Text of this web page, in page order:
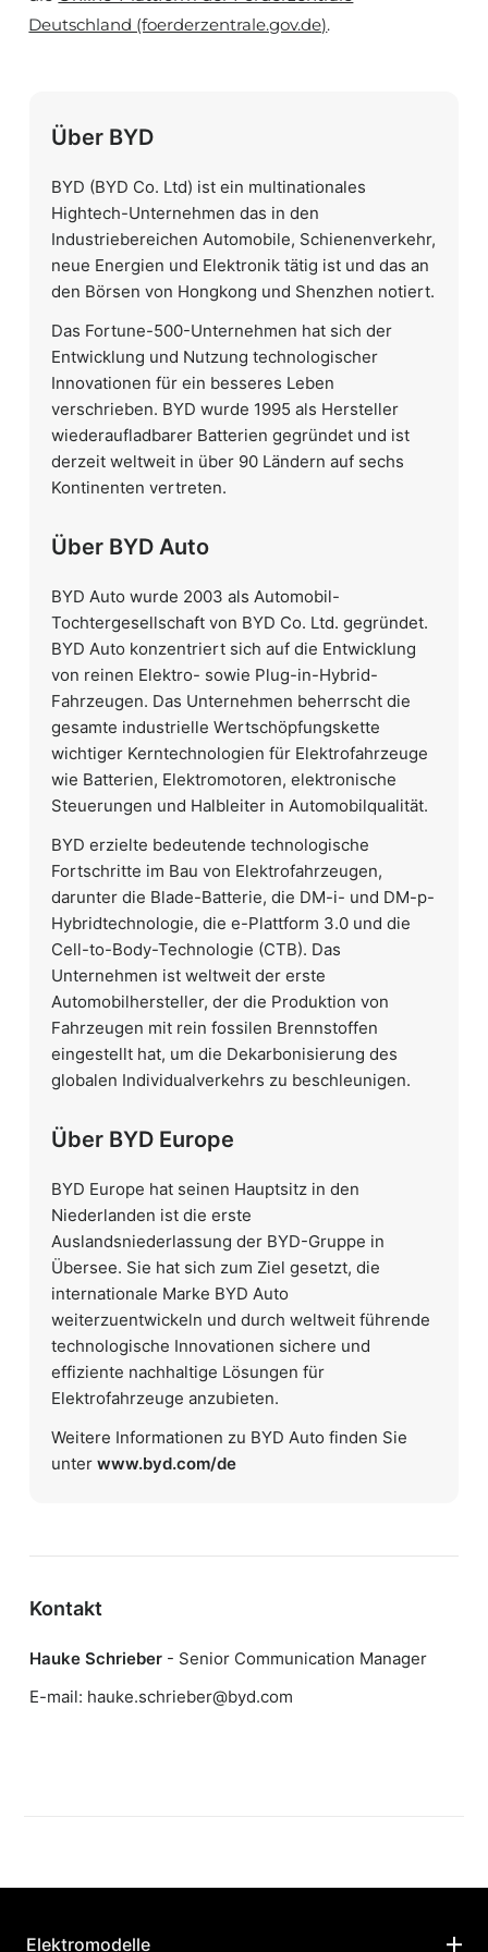
Deutschland (foerderzentrale.gov.de).
Über BYD
BYD (BYD Co. Ltd) ist ein multinationales
Hightech-Unternehmen das in den
Industriebereichen Automobile, Schienenverkehr,
neue Energien und Elektronik tätig ist und das an
den Börsen von Hongkong und Shenzhen notiert.
Das Fortune-500-Unternehmen hat sich der
Entwicklung und Nutzung technologischer
Innovationen für ein besseres Leben
verschrieben. BYD wurde 1995 als Hersteller
wiederaufladbarer Batterien gegründet und ist
derzeit weltweit in über 90 Ländern auf sechs
Kontinenten vertreten.
Über BYD Auto
BYD Auto wurde 2003 als Automobil-
Tochtergesellschaft von BYD Co. Ltd. gegründet.
BYD Auto konzentriert sich auf die Entwicklung
von reinen Elektro- sowie Plug-in-Hybrid-
Fahrzeugen. Das Unternehmen beherrscht die
gesamte industrielle Wertschöpfungskette
wichtiger Kerntechnologien für Elektrofahrzeuge
wie Batterien, Elektromotoren, elektronische
Steuerungen und Halbleiter in Automobilqualität.
BYD erzielte bedeutende technologische
Fortschritte im Bau von Elektrofahrzeugen,
darunter die Blade-Batterie, die DM-i- und DM-p-
Hybridtechnologie, die e-Plattform 3.0 und die
Cell-to-Body-Technologie (CTB). Das
Unternehmen ist weltweit der erste
Automobilhersteller, der die Produktion von
Fahrzeugen mit rein fossilen Brennstoffen
eingestellt hat, um die Dekarbonisierung des
globalen Individualverkehrs zu beschleunigen.
Über BYD Europe
BYD Europe hat seinen Hauptsitz in den
Niederlanden ist die erste
Auslandsniederlassung der BYD-Gruppe in
Übersee. Sie hat sich zum Ziel gesetzt, die
internationale Marke BYD Auto
weiterzuentwickeln und durch weltweit führende
technologische Innovationen sichere und
effiziente nachhaltige Lösungen für
Elektrofahrzeuge anzubieten.
Weitere Informationen zu BYD Auto finden Sie
unterwww.byd.com/de
Kontakt
Hauke Schrieber - Senior Communication Manager
E-mail: hauke.schrieber@byd.com
Elektromodelle